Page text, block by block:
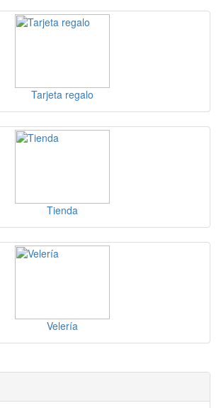
Tarjeta regalo
Tienda
Velería